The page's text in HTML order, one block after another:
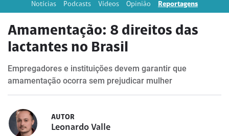
Notícias Podcasts Vídeos Opinião Reportagens
Amamentação: 8 direitos das
lactantes no Brasil
Empregadores e instituições devem garantir que
amamentação ocorra sem prejudicar mulher
AUTOR
Leonardo Valle